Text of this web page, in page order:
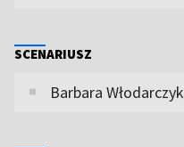
SCENARIUSZ
Barbara Włodarczyk